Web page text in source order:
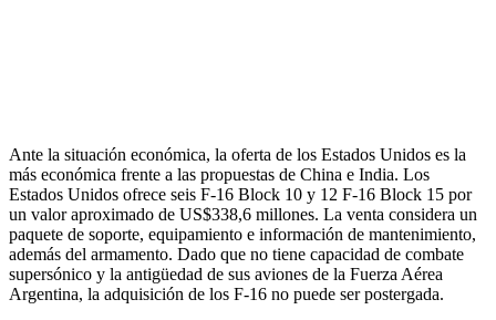
Ante la situación económica, la oferta de los Estados Unidos es la
más económica frente a las propuestas de China e India. Los
Estados Unidos ofrece seis F-16 Block 10 y 12 F-16 Block 15 por
un valor aproximado de US$338,6 millones. La venta considera un
paquete de soporte, equipamiento e información de mantenimiento,
además del armamento. Dado que no tiene capacidad de combate
supersónico y la antigüedad de sus aviones de la Fuerza Aérea
Argentina, la adquisición de los F-16 no puede ser postergada.